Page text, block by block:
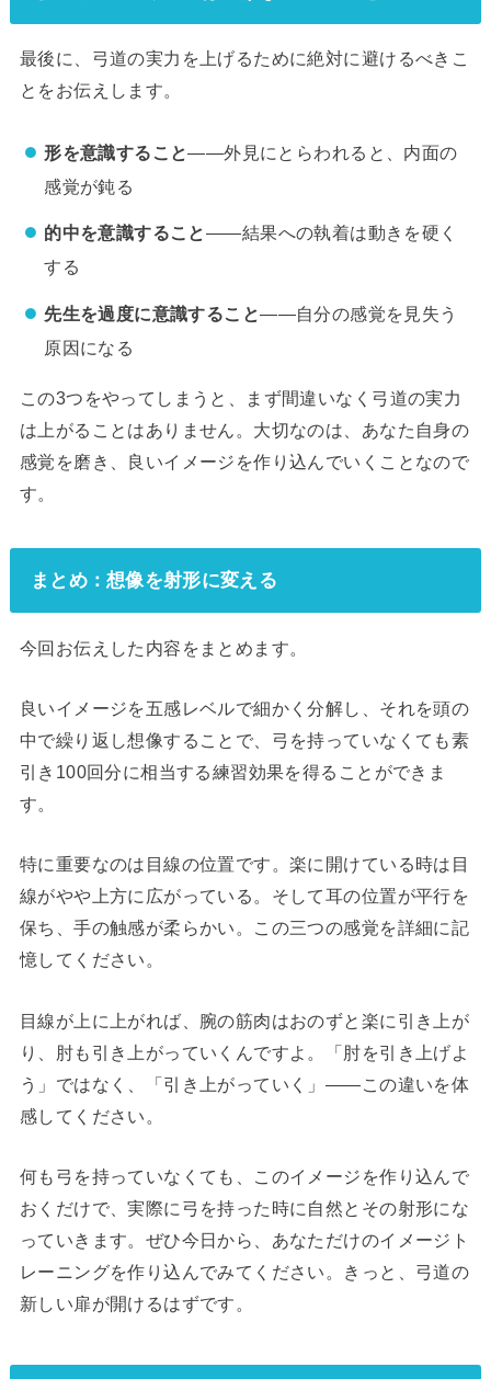
最後に、弓道の実力を上げるために絶対に避けるべきこ
とをお伝えします。
形を意識すること——外見にとらわれると、内面の
感覚が鈍る
的中を意識すること——結果への執着は動きを硬く
する
先生を過度に意識すること——自分の感覚を見失う
原因になる
この3つをやってしまうと、まず間違いなく弓道の実力
は上がることはありません。大切なのは、あなた自身の
感覚を磨き、良いイメージを作り込んでいくことなので
す。
まとめ：想像を射形に変える
今回お伝えした内容をまとめます。
良いイメージを五感レベルで細かく分解し、それを頭の
中で繰り返し想像することで、弓を持っていなくても素
引き100回分に相当する練習効果を得ることができま
す。
特に重要なのは目線の位置です。楽に開けている時は目
線がやや上方に広がっている。そして耳の位置が平行を
保ち、手の触感が柔らかい。この三つの感覚を詳細に記
憶してください。
目線が上に上がれば、腕の筋肉はおのずと楽に引き上が
り、肘も引き上がっていくんですよ。「肘を引き上げよ
う」ではなく、「引き上がっていく」——この違いを体
感してください。
何も弓を持っていなくても、このイメージを作り込んで
おくだけで、実際に弓を持った時に自然とその射形にな
っていきます。ぜひ今日から、あなただけのイメージト
レーニングを作り込んでみてください。きっと、弓道の
新しい扉が開けるはずです。